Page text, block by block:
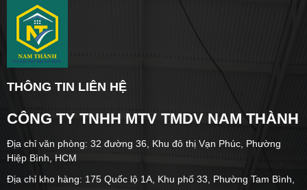
THÔNG TIN LIÊN HỆ
CÔNG TY TNHH MTV TMDV NAM THÀNH
Địa chỉ văn phòng: 32 đường 36, Khu đô thị Vạn Phúc, Phường
Hiệp Bình, HCM
Địa chỉ kho hàng: 175 Quốc lộ 1A, Khu phố 33, Phường Tam Bình,